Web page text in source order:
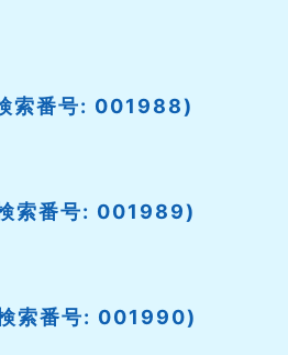
索番号: 001988)
索番号: 001989)
索番号: 001990)